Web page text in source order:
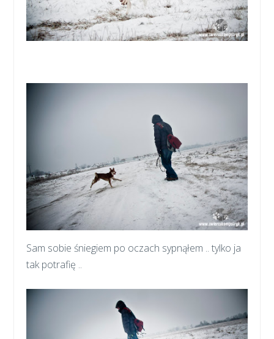
Sam sobie śniegiem po oczach sypnąłem .. tylko ja
tak potrafię ..